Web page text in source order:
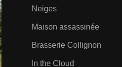
Neiges
Maison assassinée
Brasserie Collignon
In the Cloud